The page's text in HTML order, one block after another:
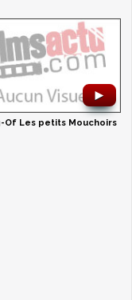
►
Of Les petits Mouchoirs